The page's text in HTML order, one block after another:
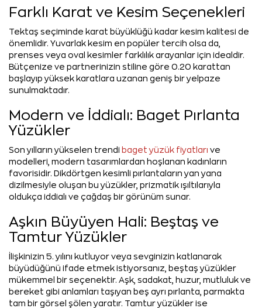
Farklı Karat ve Kesim Seçenekleri
Tektaş seçiminde karat büyüklüğü kadar kesim kalitesi de
önemlidir. Yuvarlak kesim en popüler tercih olsa da,
prenses veya oval kesimler farklılık arayanlar için idealdir.
Bütçenize ve partnerinizin stiline göre 0.20 karattan
başlayıp yüksek karatlara uzanan geniş bir yelpaze
sunulmaktadır.
Modern ve İddialı: Baget Pırlanta
Yüzükler
Son yılların yükselen trendi baget yüzük fiyatları ve
modelleri, modern tasarımlardan hoşlanan kadınların
favorisidir. Dikdörtgen kesimli pırlantaların yan yana
dizilmesiyle oluşan bu yüzükler, prizmatik ışıltılarıyla
oldukça iddialı ve çağdaş bir görünüm sunar.
Aşkın Büyüyen Hali: Beştaş ve
Tamtur Yüzükler
İlişkinizin 5. yılını kutluyor veya sevginizin katlanarak
büyüdüğünü ifade etmek istiyorsanız, beştaş yüzükler
mükemmel bir seçenektir. Aşk, sadakat, huzur, mutluluk ve
bereket gibi anlamları taşıyan beş ayrı pırlanta, parmakta
tam bir görsel şölen yaratır. Tamtur yüzükler ise